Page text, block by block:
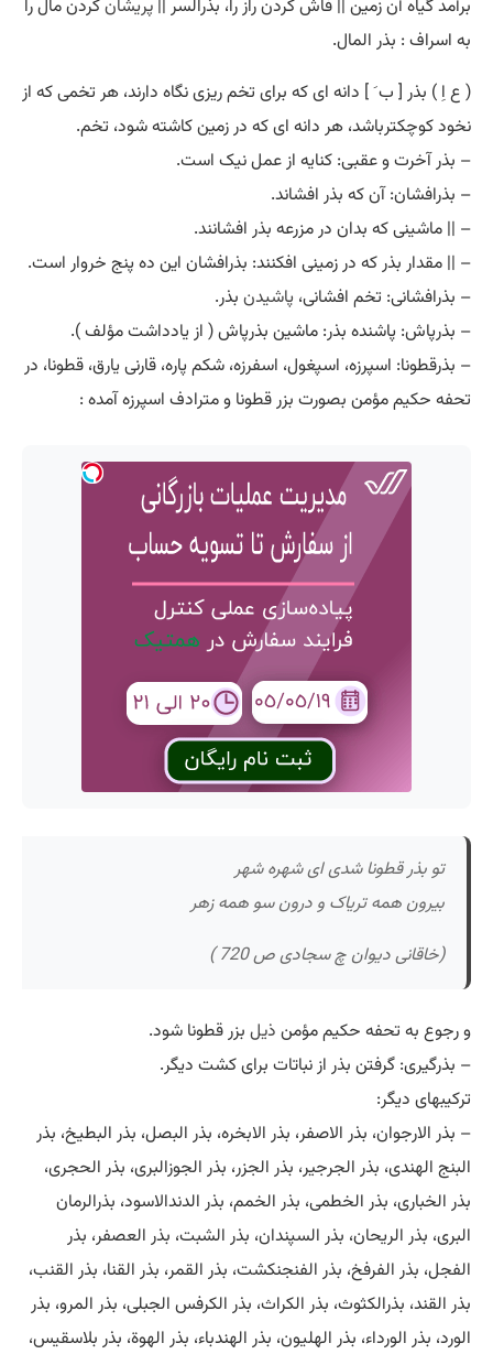
برآمد گیاه آن زمین || فاش کردن راز را، بذرالسر || پریشانکردن مال را
به اسراف : بذر المال.
( ع اِ ) بذر [ ب َ ] دانه ای که برای تخم ریزی نگاه دارند، هر تخمی که از
نخود کوچکترباشد، هر دانه ای که در زمین کاشته شود، تخم.
– بذر آخرت و عقبی: کنایه از عمل نیک است.
– بذرافشان: آن که بذر افشاند.
– || ماشینی که بدان در مزرعه بذر افشانند.
– || مقدار بذر که در زمینی افکنند: بذرافشان این ده پنج خروار است.
– بذرافشانی: تخم افشانی، پاشیدن بذر.
– بذرپاش: پاشنده بذر: ماشین بذرپاش ( از یادداشت مؤلف ).
– بذرقطونا: اسپرزه، اسپغول، اسفرزه، شکم پاره، قارنی یارق، قطونا، در
تحفه حکیم مؤمن بصورت بزر قطونا و مترادف اسپرزه آمده :
تو بذر قطونا شدی ای شهره شهر
بیرون همه تریاک و درون سو همه زهر
(خاقانی دیوان چ سجادی ص 720 )
و رجوع به تحفه حکیم مؤمن ذیل بزر قطونا شود.
– بذرگیری: گرفتن بذر از نباتات برای کشت دیگر.
ترکیبهای دیگر:
– بذر الارجوان، بذر الاصفر، بذر الابخره، بذر البصل، بذر البطیخ، بذر
البنج الهندی، بذر الجرجیر، بذر الجزر، بذر الجوزالبری، بذر الحجری،
بذر الخباری، بذر الخطمی، بذر الخمم، بذر الدندالاسود، بذرالرمان
البری، بذر الریحان، بذر السپندان، بذر الشبت، بذر العصفر، بذر
الفجل، بذر الفرفخ، بذر الفنجنکشت، بذر القمر، بذر القنا، بذر القنب،
بذر القند، بذرالکثوث، بذر الکراث، بذر الکرفس الجبلی، بذر المرو، بذر
الورد، بذر الورداء، بذر الهلیون، بذر الهندباء، بذر الهوة، بذر بلاسقیس،